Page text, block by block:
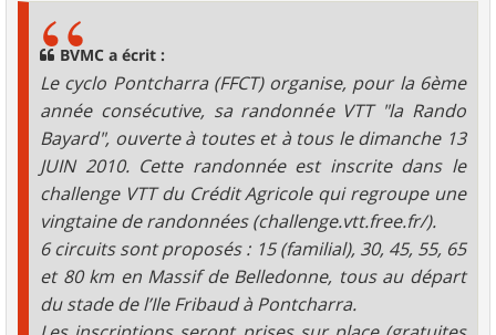
BVMC a écrit :
Le cyclo Pontcharra (FFCT) organise, pour la 6ème
année consécutive, sa randonnée VTT "la Rando
Bayard", ouverte à toutes et à tous le dimanche 13
JUIN 2010. Cette randonnée est inscrite dans le
challenge VTT du Crédit Agricole qui regroupe une
vingtaine de randonnées (challenge.vtt.free.fr/).
6 circuits sont proposés : 15 (familial), 30, 45, 55, 65
et 80 km en Massif de Belledonne, tous au départ
du stade de l’Ile Fribaud à Pontcharra.